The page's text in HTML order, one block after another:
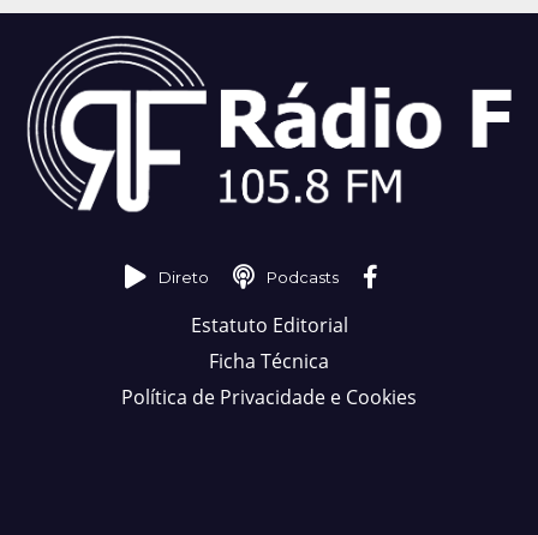
Direto Podcasts
Estatuto Editorial
Ficha Técnica
Política de Privacidade e Cookies